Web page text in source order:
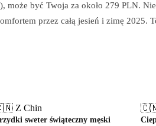
może być Twoja za około 279 PLN.
przez całą jesień i zimę 2025.
Z Chin
sweter świąteczny męski
🇨🇳